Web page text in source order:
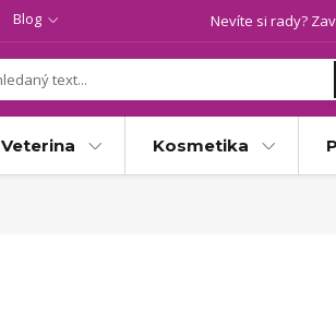
Blog Nevíte si rady?
Veterina Kosmetika